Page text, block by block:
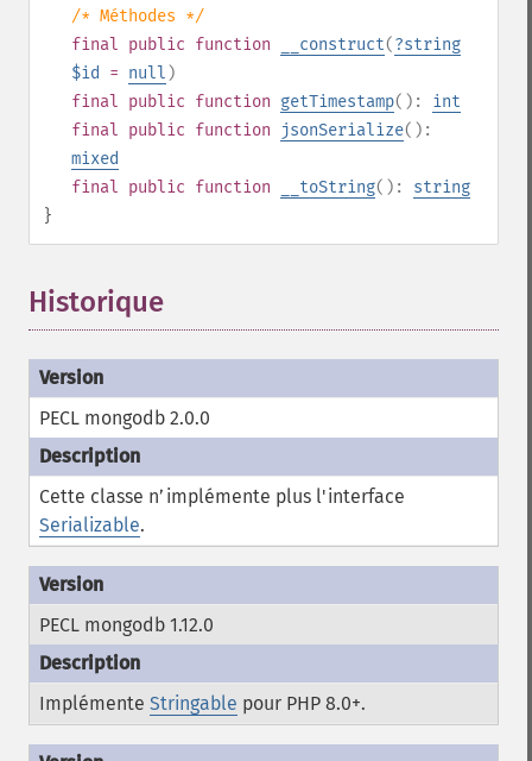
/* Méthodes */
final public function __construct(?string
$id
= null )
final public function getTimestamp(): int
final public function jsonSerialize():
mixed
final public function __toString(): string
}
Historique
PECL mongodb 2.0.0
Cette classe n’implémente plus l'interface
Serializable.
PECL mongodb 1.12.0
Implémente Stringable pour PHP 8.0+.